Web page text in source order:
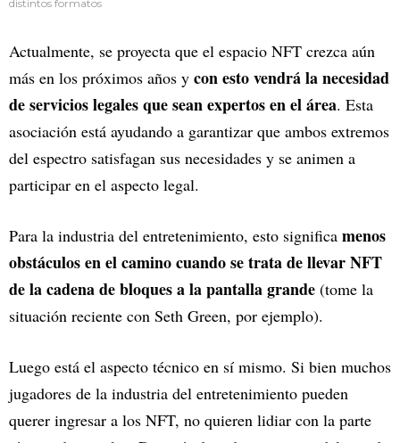
distintos formatos
Actualmente, se proyecta que el espacio NFT crezca aún
más en los próximos años y con esto vendrá la necesidad
de servicios legales que sean expertos en el área. Esta
asociación está ayudando a garantizar que ambos extremos
del espectro satisfagan sus necesidades y se animen a
participar en el aspecto legal.
Para la industria del entretenimiento, esto significa menos
obstáculos en el camino cuando se trata de llevar NFT
de la cadena de bloques a la pantalla grande (tome la
situación reciente con Seth Green, por ejemplo).
Luego está el aspecto técnico en sí mismo. Si bien muchos
jugadores de la industria del entretenimiento pueden
querer ingresar a los NFT, no quieren lidiar con la parte